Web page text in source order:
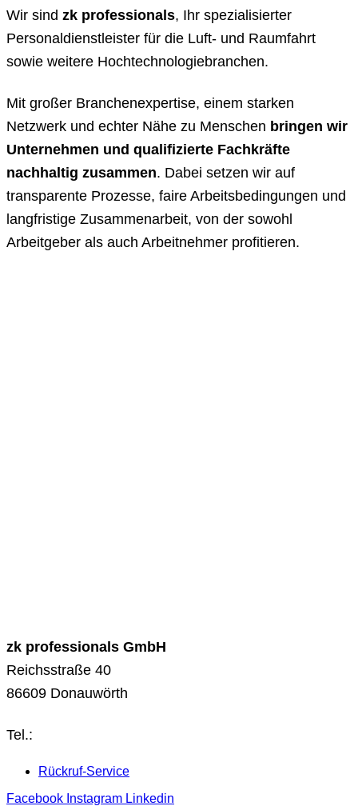
Wir sind zk professionals, Ihr spezialisierter
Personaldienstleister für die Luft- und Raumfahrt
sowie weitere Hochtechnologiebranchen.
Mit großer Branchenexpertise, einem starken
Netzwerk und echter Nähe zu Menschen bringen wir
Unternehmen und qualifizierte Fachkräfte
nachhaltig zusammen. Dabei setzen wir auf
transparente Prozesse, faire Arbeitsbedingungen und
langfristige Zusammenarbeit, von der sowohl
Arbeitgeber als auch Arbeitnehmer profitieren.
zk professionals GmbH
Reichsstraße 40
86609 Donauwörth
Tel.:
Rückruf-Service
Facebook Instagram Linkedin